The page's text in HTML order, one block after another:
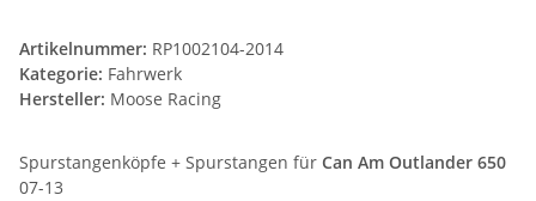
Artikelnummer: RP1002104-2014
Kategorie: Fahrwerk
Hersteller: Moose Racing
Spurstangenköpfe + Spurstangen für Can Am Outlander 650
07-13